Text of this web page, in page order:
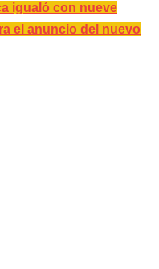
igualó con nueve
el anuncio del nuevo